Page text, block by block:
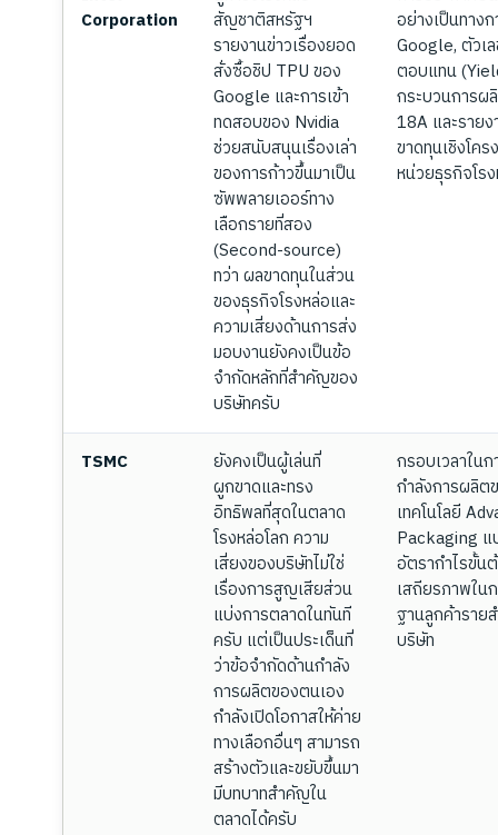
Corporation
สัญชาติสหรัฐฯ
รายงานข่าวเรื่องยอด
สั่งซื้อชิป TPU ของ
Google และการเข้า
ทดสอบของ Nvidia
ช่วยสนับสนุนเรื่องเล่า
ของการก้าวขึ้นมาเป็น
ซัพพลายเออร์ทาง
เลือกรายที่สอง
(Second-source)
ทว่า ผลขาดทุนในส่วน
ของธุรกิจโรงหล่อและ
ความเสี่ยงด้านการส่ง
มอบงานยังคงเป็นข้อ
จำกัดหลักที่สำคัญของ
บริษัทครับ
อย่างเป็นทาง
Google, ตัวเ
ตอบแทน
กระบวนการผ
18A และราย
ขาดทุนเชิงโค
หน่วยธุรกิจโร
TSMC
ยังคงเป็นผู้เล่นที่
ผูกขาดและทรง
อิทธิพลที่สุดในตลาด
โรงหล่อโลก ความ
เสี่ยงของบริษัทไม่ใช่
เรื่องการสูญเสียส่วน
แบ่งการตลาดในทันที
ครับ แต่เป็นประเด็นที่
ว่าข้อจำกัดด้านกำลัง
การผลิตของตนเอง
กำลังเปิดโอกาสให้ค่าย
ทางเลือกอื่นๆ สามารถ
สร้างตัวและขยับขึ้นมา
มีบทบาทสำคัญใน
ตลาดได้ครับ
กรอบเวลาใน
กำลังการผลิต
เทคโนโลยี
Packaging แ
อัตรากำไรขั้น
เสถียรภาพใน
ฐานลูกค้าราย
บริษัท